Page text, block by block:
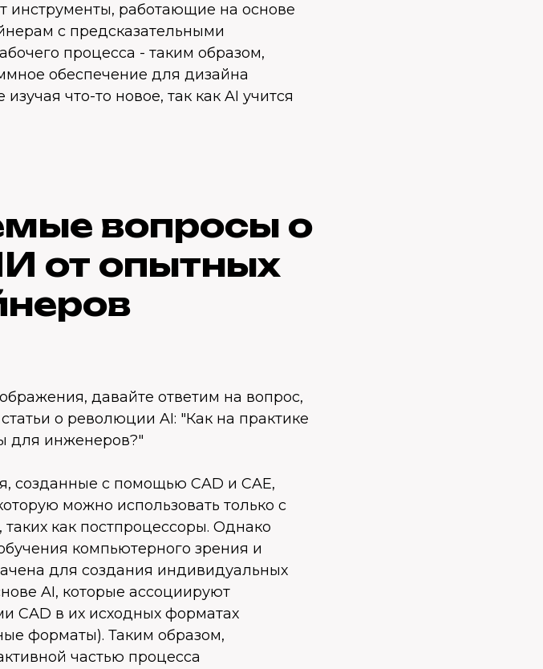
инструменты, работающие на основе
с предсказательными
процесса - таким образом,
обеспечение для дизайна
что-то новое, так как AI учится
вопросы о
от опытных
давайте ответим на вопрос,
о революции AI: "Как на практике
для инженеров?"
созданные с помощью CAD и CAE,
можно использовать только с
как постпроцессоры. Однако
компьютерного зрения и
для создания индивидуальных
AI, которые ассоциируют
CAD в их исходных форматах
форматы). Таким образом,
частью процесса